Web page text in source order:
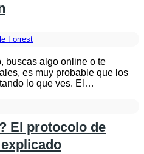
Forrest
buscas algo online o te
es muy probable que los
lo que ves. El…
El protocolo de